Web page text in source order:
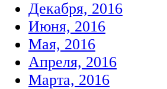
Декабря, 2016
Июня, 2016
Мая, 2016
Апреля, 2016
Марта, 2016